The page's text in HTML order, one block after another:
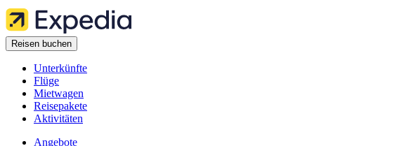
Reisen buchen
Unterkünfte
Flüge
Mietwagen
Reisepakete
Aktivitäten
Angebote